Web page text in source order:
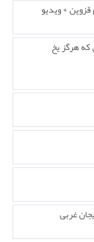
+ ویدیو
که هرگز یخ
غربی